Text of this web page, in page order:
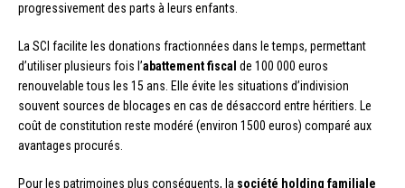
progressivement des parts à leurs enfants.
La SCI facilite les donations fractionnées dans le temps, permettant
d’utiliser plusieurs fois l’abattement fiscal de 100 000 euros
renouvelable tous les 15 ans. Elle évite les situations d’indivision
souvent sources de blocages en cas de désaccord entre héritiers. Le
coût de constitution reste modéré (environ 1500 euros) comparé aux
avantages procurés.
Pour les patrimoines plus conséquents, la société holding familiale